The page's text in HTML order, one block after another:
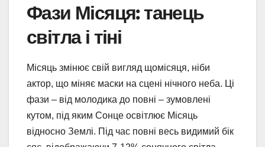
Фази Місяця: танець
світла і тіні
Місяць змінює свій вигляд щомісяця, ніби
актор, що міняє маски на сцені нічного неба. Ці
фази – від молодика до повні – зумовлені
кутом, під яким Сонце освітлює Місяць
відносно Землі. Під час повні весь видимий бік